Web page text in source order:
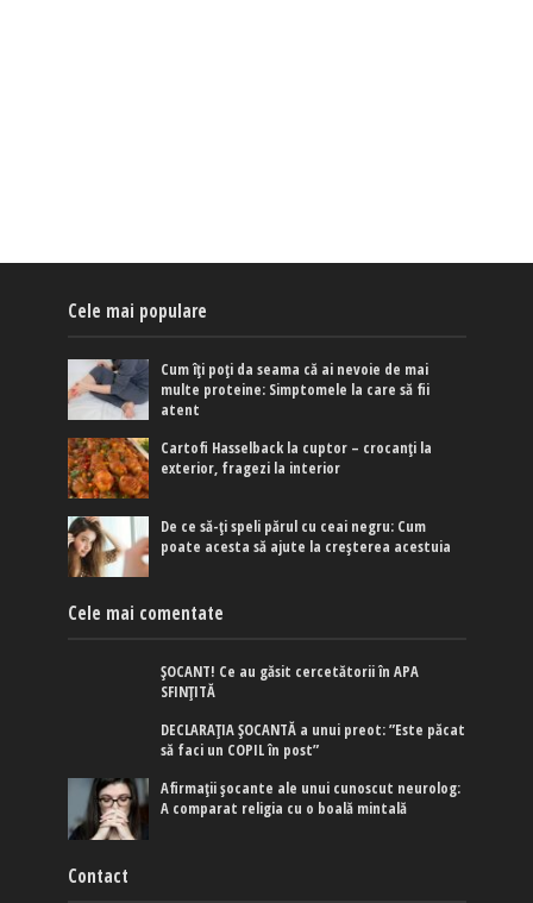
Cele mai populare
Cum îți poți da seama că ai nevoie de mai
multe proteine: Simptomele la care să fii
atent
Cartofi Hasselback la cuptor – crocanți la
exterior, fragezi la interior
De ce să-ți speli părul cu ceai negru: Cum
poate acesta să ajute la creșterea acestuia
Cele mai comentate
ȘOCANT! Ce au găsit cercetătorii în APA
SFINȚITĂ
DECLARAȚIA ȘOCANTĂ a unui preot: ”Este păcat
să faci un COPIL în post”
Afirmaţii şocante ale unui cunoscut neurolog:
A comparat religia cu o boală mintală
Contact